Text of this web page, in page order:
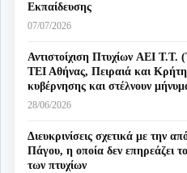
Εκπαίδευσης
07/07/2026
Αντιστοίχιση Πτυχίων AEI
ΤΕΙ Αθήνας, Πειραιά και
κυβέρνησης και στέλνουν
28/06/2026
Διευκρινίσεις σχετικά με την
Πάγου, η οποία δεν επηρεάζει
των πτυχίων